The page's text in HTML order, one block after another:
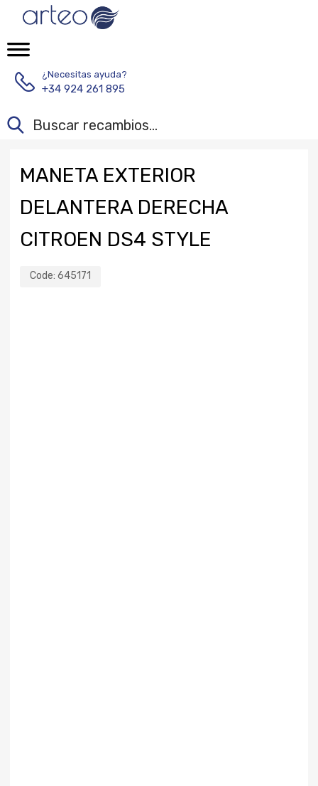
¿Necesitas ayuda?
+34 924 261 895
MANETA EXTERIOR
DELANTERA DERECHA
CITROEN DS4 STYLE
Code: 645171